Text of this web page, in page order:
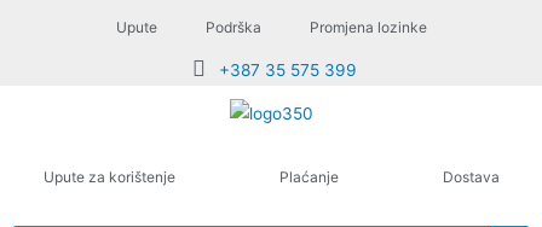
Upute Podrška Promjena lozinke
+387 35 575 399
Upute za korištenje Plaćanje Dostava